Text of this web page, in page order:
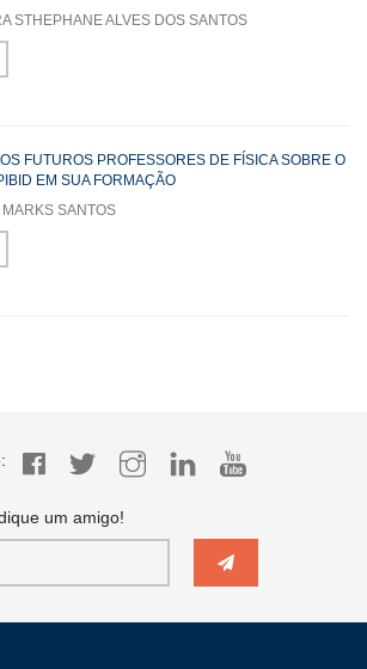
STHEPHANE ALVES DOS SANTOS
FUTUROS PROFESSORES DE FÍSICA SOBRE O
EM SUA FORMAÇÃO
SANTOS
um amigo!